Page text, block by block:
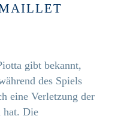
gibt bekannt,
des Spiels
eine Verletzung der
hat. Die